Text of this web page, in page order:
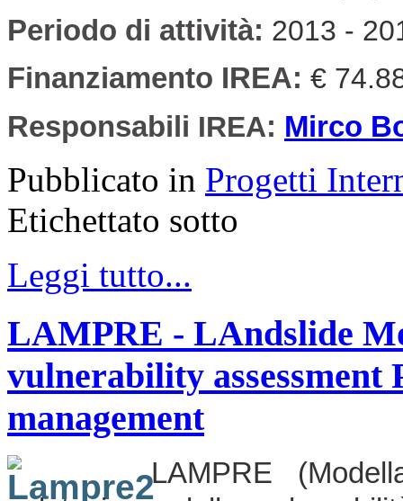
Periodo di attività: 2013 -
Finanziamento IREA: €
Responsabili IREA: Mirco
Pubblicato in Progetti
Etichettato sotto
Leggi tutto...
LAMPRE - LAndslide
vulnerability assessment
management
LAMPRE